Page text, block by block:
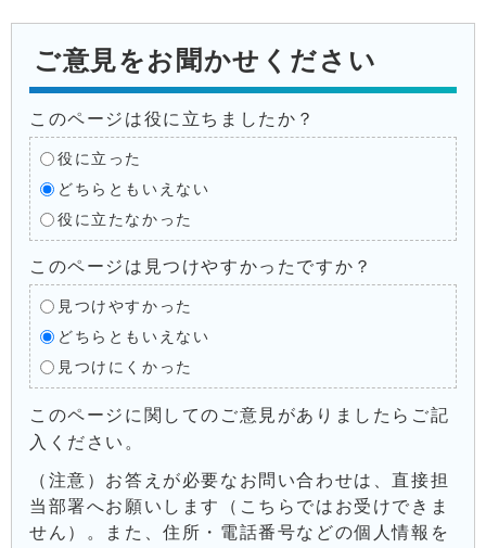
ご意見をお聞かせください
このページは役に立ちましたか？
役に立った
どちらともいえない
役に立たなかった
このページは見つけやすかったですか？
見つけやすかった
どちらともいえない
見つけにくかった
このページに関してのご意見がありましたらご記
入ください。
（注意）お答えが必要なお問い合わせは、直接担
当部署へお願いします（こちらではお受けできま
せん）。また、住所・電話番号などの個人情報を